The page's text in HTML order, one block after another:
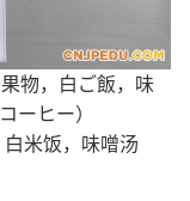
物，白ご飯，味
ーヒー）
米饭，味噌汤